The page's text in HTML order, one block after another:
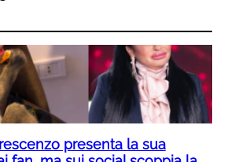
presenta la sua